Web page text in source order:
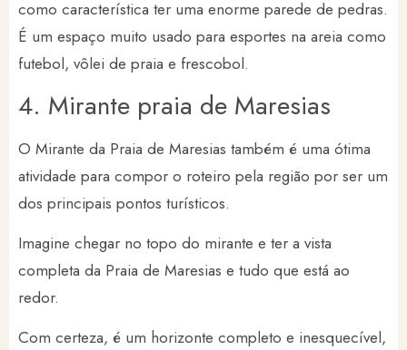
como característica ter uma enorme parede de pedras.
É um espaço muito usado para esportes na areia como
futebol, vôlei de praia e frescobol.
4. Mirante praia de Maresias
O Mirante da Praia de Maresias também é uma ótima
atividade para compor o roteiro pela região por ser um
dos principais pontos turísticos.
Imagine chegar no topo do mirante e ter a vista
completa da Praia de Maresias e tudo que está ao
redor.
Com certeza, é um horizonte completo e inesquecível,